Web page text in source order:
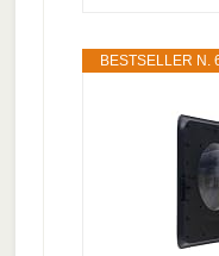
BESTSELLER N.